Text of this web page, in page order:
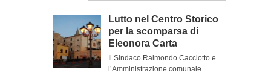
Lutto nel Centro Storico
per la scomparsa di
Eleonora Carta
Il Sindaco Raimondo Cacciotto e
l’Amministrazione comunale